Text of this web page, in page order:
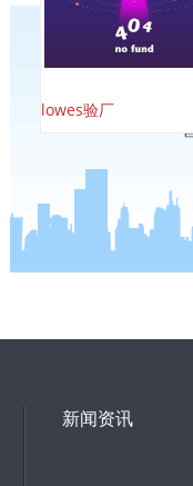
lowes验厂
新闻资讯